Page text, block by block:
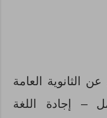
الثانوية العامة
– إجادة اللغة